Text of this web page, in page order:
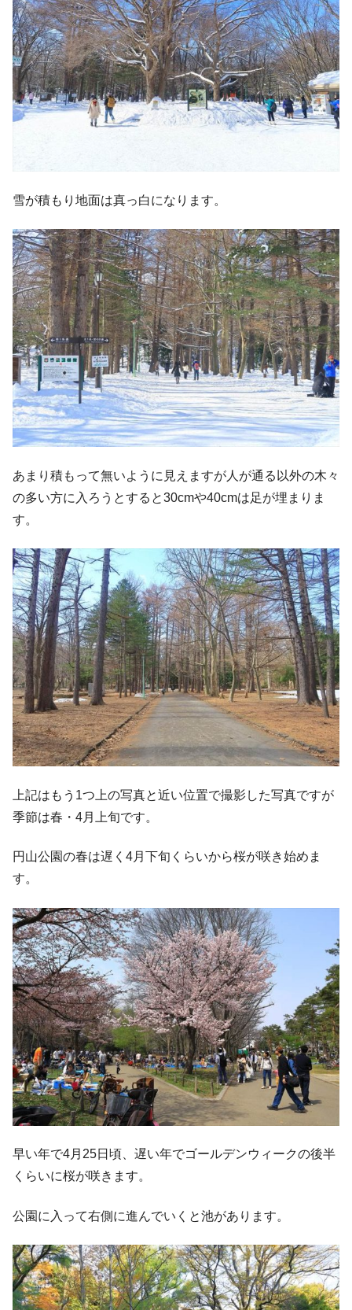
雪が積もり地面は真っ白になります。
あまり積もって無いように見えますが人が通る以外の木々
の多い方に入ろうとすると30cmや40cmは足が埋まりま
す。
上記はもう1つ上の写真と近い位置で撮影した写真ですが
季節は春・4月上旬です。
円山公園の春は遅く4月下旬くらいから桜が咲き始めま
す。
早い年で4月25日頃、遅い年でゴールデンウィークの後半
くらいに桜が咲きます。
公園に入って右側に進んでいくと池があります。